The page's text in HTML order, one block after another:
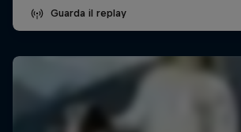
Guarda il replay